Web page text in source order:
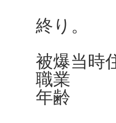
終り。
被爆当時
職業
年齢